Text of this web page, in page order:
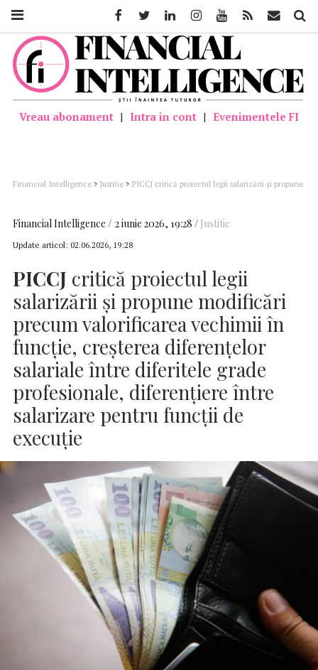
Vreau abonament | Intra in cont | Evenimentele FI
Financial Intelligence > Justitie > PICCJ critică proiectul legii salarizării şi propune
funcţii de execuţie
Financial Intelligence 2 iunie 2026, 19:28 Justitie
Update articol: 02.06.2026, 19:28
PICCJ critică proiectul legii
salarizării şi propune modificări
precum valorificarea vechimii în
funcţie, creşterea diferenţelor
salariale între diferitele grade
profesionale, diferenţiere între
salarizare pentru funcţii de
execuţie
FacebookTwitter LinkedinInstagramYoutube Feed Mail